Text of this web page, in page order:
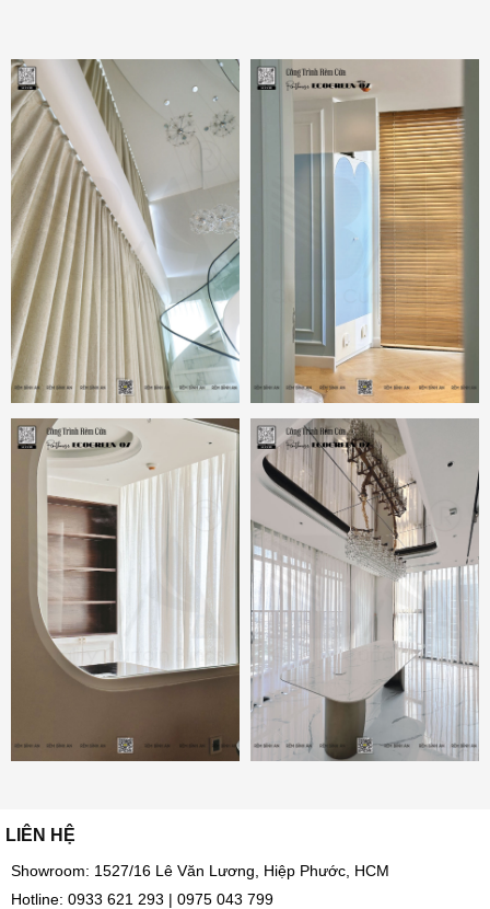
LIÊN HỆ
Showroom: 1527/16 Lê Văn Lương, Hiệp Phước, HCM
Hotline: 0933 621 293 | 0975 043 799